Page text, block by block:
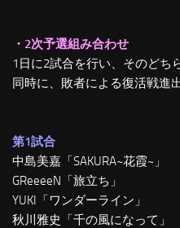
・2次予選組み合わせ
1日に2試合を行い、そのどち
同時に、敗者による復活戦進
第1試合
中島美嘉「SAKURA~花霞~」
GReeeeN「旅立ち」
YUKI「ワンダーライン」
秋川雅史「千の風になって」